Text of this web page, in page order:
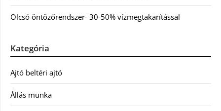
Olcsó öntözőrendszer- 30-50% vízmegtakarítással
Kategória
Ajtó beltéri ajtó
Állás munka